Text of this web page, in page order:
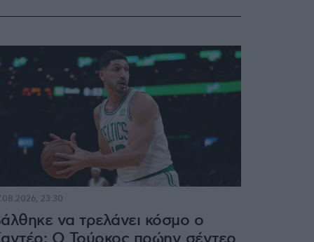
να τρελάνει κόσμο ο
23:30